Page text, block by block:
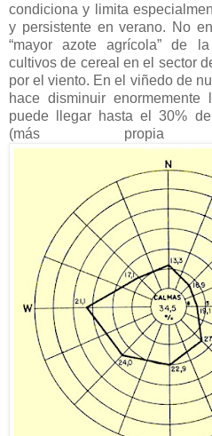
condiciona y limita
y persistente en verano. No
“mayor azote agrícola” de
cultivos de cereal en el sector
por el viento. En el viñedo de
hace disminuir
puede llegar hasta el 30%
(más